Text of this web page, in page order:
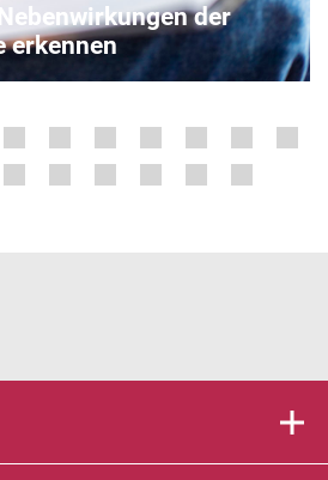
der
erkennen